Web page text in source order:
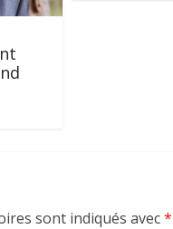
sont indiqués avec*